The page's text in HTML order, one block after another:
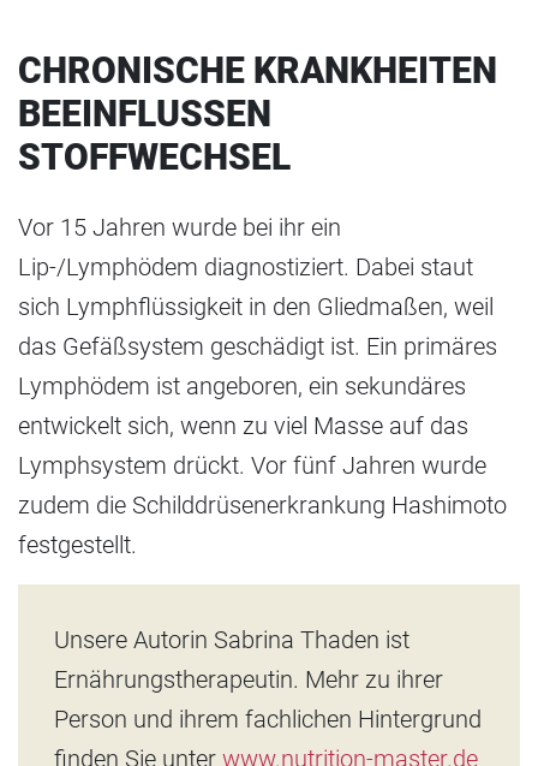
CHRONISCHE KRANKHEITEN
BEEINFLUSSEN
STOFFWECHSEL
Vor 15 Jahren wurde bei ihr ein
Lip-/Lymphödem diagnostiziert. Dabei staut
sich Lymphflüssigkeit in den Gliedmaßen, weil
das Gefäßsystem geschädigt ist. Ein primäres
Lymphödem ist angeboren, ein sekundäres
entwickelt sich, wenn zu viel Masse auf das
Lymphsystem drückt. Vor fünf Jahren wurde
zudem die Schilddrüsenerkrankung Hashimoto
festgestellt.
Unsere Autorin Sabrina Thaden ist
Ernährungstherapeutin. Mehr zu ihrer
Person und ihrem fachlichen Hintergrund
finden Sie unter www.nutrition-master.de